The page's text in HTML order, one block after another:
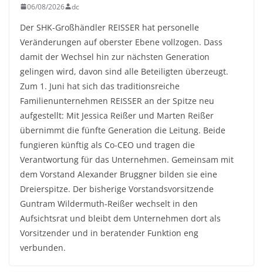
06/08/2026 dc
Der SHK-Großhändler REISSER hat personelle
Veränderungen auf oberster Ebene vollzogen. Dass
damit der Wechsel hin zur nächsten Generation
gelingen wird, davon sind alle Beteiligten überzeugt.
Zum 1. Juni hat sich das traditionsreiche
Familienunternehmen REISSER an der Spitze neu
aufgestellt: Mit Jessica Reißer und Marten Reißer
übernimmt die fünfte Generation die Leitung. Beide
fungieren künftig als Co-CEO und tragen die
Verantwortung für das Unternehmen. Gemeinsam mit
dem Vorstand Alexander Bruggner bilden sie eine
Dreierspitze. Der bisherige Vorstandsvorsitzende
Guntram Wildermuth-Reißer wechselt in den
Aufsichtsrat und bleibt dem Unternehmen dort als
Vorsitzender und in beratender Funktion eng
verbunden.